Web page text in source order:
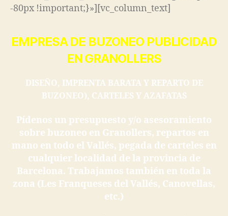
-80px !important;}»][vc_column_text]
EMPRESA DE BUZONEO PUBLICIDAD
EN GRANOLLERS
DISEÑO, IMPRENTA BARATA Y REPARTO DE
BUZONEO), CARTELES Y AZAFATAS
Pídenos un presupuesto y/o asesoramiento
sobre buzoneo en Granollers, repartos en
mano en todo el Vallés, pegada de carteles en
cualquier localidad de la provincia de
Barcelona. Trabajamos también en toda la
zona (Les Franqueses del Vallés, Canovellas,
etc.)